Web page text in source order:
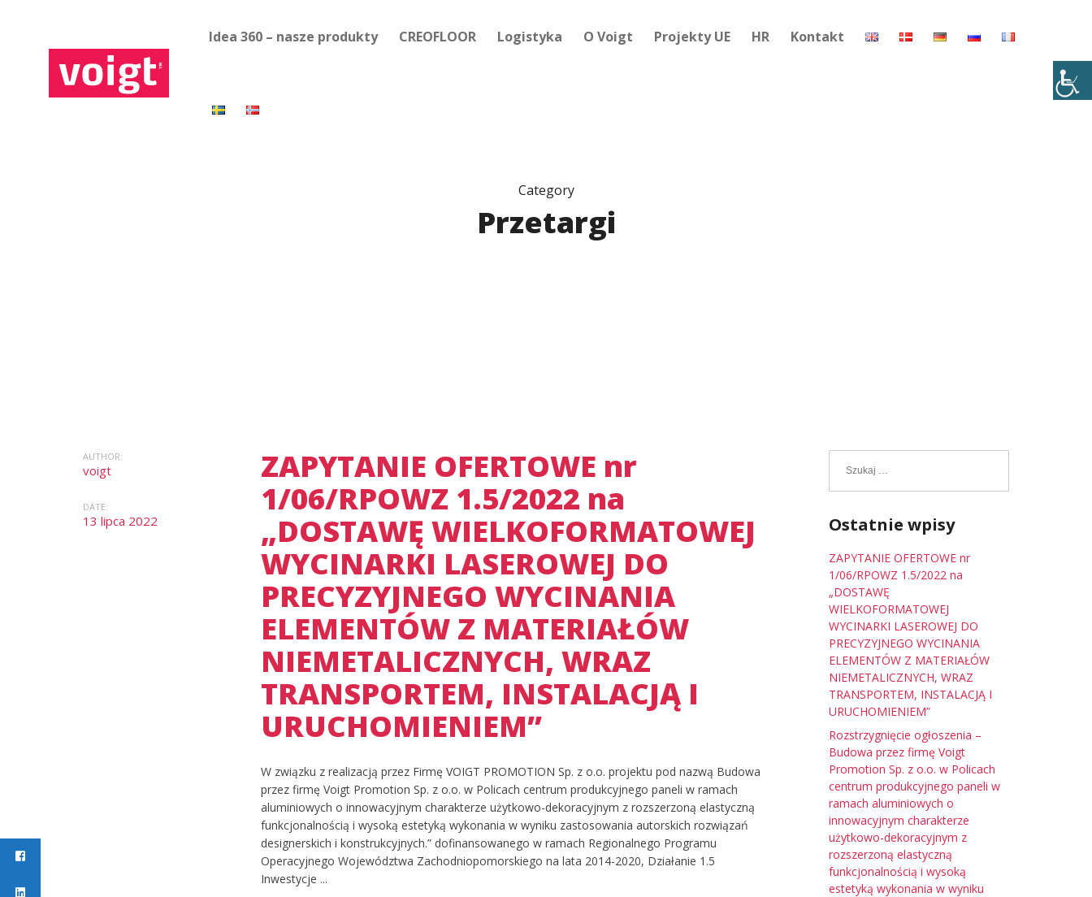
Idea 360 – nasze produkty CREOFLOOR Logistyka O Voigt Projekty UE HR Kontakt
Category
Przetargi
AUTHOR:
voigt
DATE:
13 lipca 2022
ZAPYTANIE OFERTOWE nr
1/06/RPOWZ 1.5/2022 na
„DOSTAWĘ WIELKOFORMATOWEJ
WYCINARKI LASEROWEJ DO
PRECYZYJNEGO WYCINANIA
ELEMENTÓW Z MATERIAŁÓW
NIEMETALICZNYCH, WRAZ
TRANSPORTEM, INSTALACJĄ I
URUCHOMIENIEM”
W związku z realizacją przez Firmę VOIGT PROMOTION Sp. z o.o. projektu pod nazwą Budowa
przez firmę Voigt Promotion Sp. z o.o. w Policach centrum produkcyjnego paneli w ramach
aluminiowych o innowacyjnym charakterze użytkowo-dekoracyjnym z rozszerzoną elastyczną
funkcjonalnością i wysoką estetyką wykonania w wyniku zastosowania autorskich rozwiązań
designerskich i konstrukcyjnych.” dofinansowanego w ramach Regionalnego Programu
Operacyjnego Województwa Zachodniopomorskiego na lata 2014-2020, Działanie 1.5
Inwestycje ...
Szukaj:
Ostatnie wpisy
ZAPYTANIE OFERTOWE nr
1/06/RPOWZ 1.5/2022 na
„DOSTAWĘ
WIELKOFORMATOWEJ
WYCINARKI LASEROWEJ DO
PRECYZYJNEGO WYCINANIA
ELEMENTÓW Z MATERIAŁÓW
NIEMETALICZNYCH, WRAZ
TRANSPORTEM, INSTALACJĄ I
URUCHOMIENIEM”
Rozstrzygnięcie ogłoszenia –
Budowa przez firmę Voigt
Promotion Sp. z o.o. w Policach
centrum produkcyjnego paneli w
ramach aluminiowych o
innowacyjnym charakterze
użytkowo-dekoracyjnym z
rozszerzoną elastyczną
funkcjonalnością i wysoką
estetyką wykonania w wyniku